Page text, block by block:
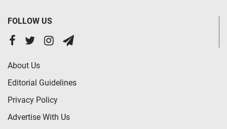
FOLLOW US
About Us
Editorial Guidelines
Privacy Policy
Advertise With Us